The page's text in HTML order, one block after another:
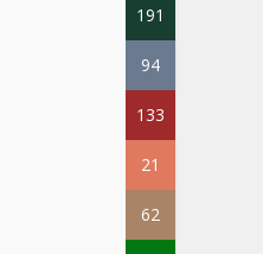
191
94
133
21
62